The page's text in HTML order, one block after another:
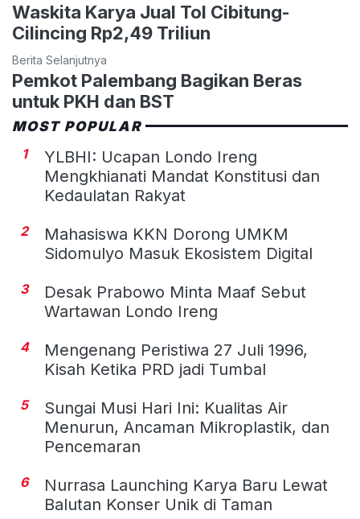
Waskita Karya Jual Tol Cibitung-
Cilincing Rp2,49 Triliun
Berita Selanjutnya
Pemkot Palembang Bagikan Beras
untuk PKH dan BST
MOST POPULAR
1
YLBHI: Ucapan Londo Ireng
Mengkhianati Mandat Konstitusi dan
Kedaulatan Rakyat
2
Mahasiswa KKN Dorong UMKM
Sidomulyo Masuk Ekosistem Digital
3
Desak Prabowo Minta Maaf Sebut
Wartawan Londo Ireng
4
Mengenang Peristiwa 27 Juli 1996,
Kisah Ketika PRD jadi Tumbal
5
Sungai Musi Hari Ini: Kualitas Air
Menurun, Ancaman Mikroplastik, dan
Pencemaran
6
Nurrasa Launching Karya Baru Lewat
Balutan Konser Unik di Taman